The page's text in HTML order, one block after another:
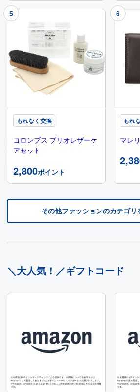
もれなく交換
コロンブス ブリオレザーケ
アセット
2,800ポイント
もれ
マレ
その他ファッションのカテゴリ
＼大人気！／ギフトコード